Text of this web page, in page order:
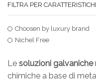
Le soluzioni galvaniche
chimiche a base di
FILTRA PER
Choosen by luxury brand
Nichel Free